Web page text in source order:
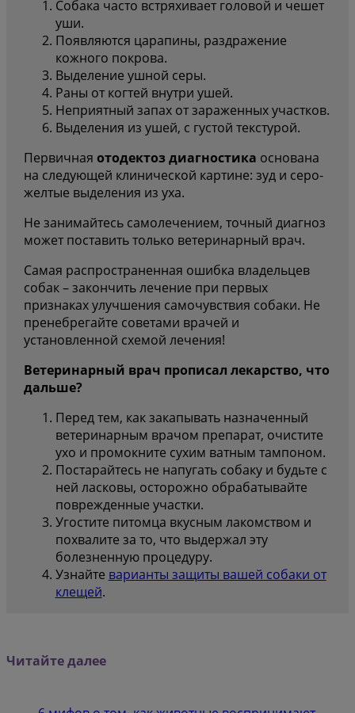
Собака часто встряхивает головой и чешет
уши.
Появляются царапины, раздражение
кожного покрова.
Выделение ушной серы.
Раны от когтей внутри ушей.
Неприятный запах от зараженных участков.
Выделения из ушей, с густой текстурой.
Первичная отодектоз диагностика основана
на следующей клинической картине: зуд и серо-
желтые выделения из уха.
Не занимайтесь самолечением, точный диагноз
может поставить только ветеринарный врач.
Самая распространенная ошибка владельцев
собак – закончить лечение при первых
признаках улучшения самочувствия собаки. Не
пренебрегайте советами врачей и
установленной схемой лечения!
Ветеринарный врач прописал лекарство, что
дальше?
Перед тем, как закапывать назначенный
ветеринарным врачом препарат, очистите
ухо и промокните сухим ватным тампоном.
Постарайтесь не напугать собаку и будьте с
ней ласковы, осторожно обрабатывайте
поврежденные участки.
Угостите питомца вкусным лакомством и
похвалите за то, что выдержал эту
болезненную процедуру.
Узнайте варианты защиты вашей собаки от
клещей.
Читайте далее